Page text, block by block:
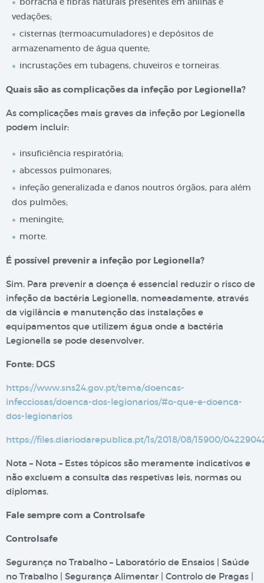
vedações;
cisternas (termoacumuladores) e depósitos de
armazenamento de água quente;
incrustações em tubagens, chuveiros e torneiras.
Quais são as complicações da infeção por Legionella?
As complicações mais graves da infeção por Legionella
podem incluir:
insuficiência respiratória;
abcessos pulmonares;
infeção generalizada e danos noutros órgãos, para além
dos pulmões;
meningite;
morte.
É possível prevenir a infeção por Legionella?
Sim. Para prevenir a doença é essencial reduzir o risco de
infeção da bactéria Legionella, nomeadamente, através
da vigilância e manutenção das instalações e
equipamentos que utilizem água onde a bactéria
Legionella se pode desenvolver.
Fonte: DGS
https://www.sns24.gov.pt/tema/doencas-
infecciosas/doenca-dos-legionarios/#o-que-e-doenca-
dos-legionarios
https://files.diariodarepublica.pt/1s/2018/08/15900/
Nota – Nota – Estes tópicos são meramente indicativos e
não excluem a consulta das respetivas leis, normas ou
diplomas.
Fale sempre com a Controlsafe
Controlsafe
Segurança no Trabalho – Laboratório de Ensaios | Saúde
no Trabalho | Segurança Alimentar | Controlo de Pragas |